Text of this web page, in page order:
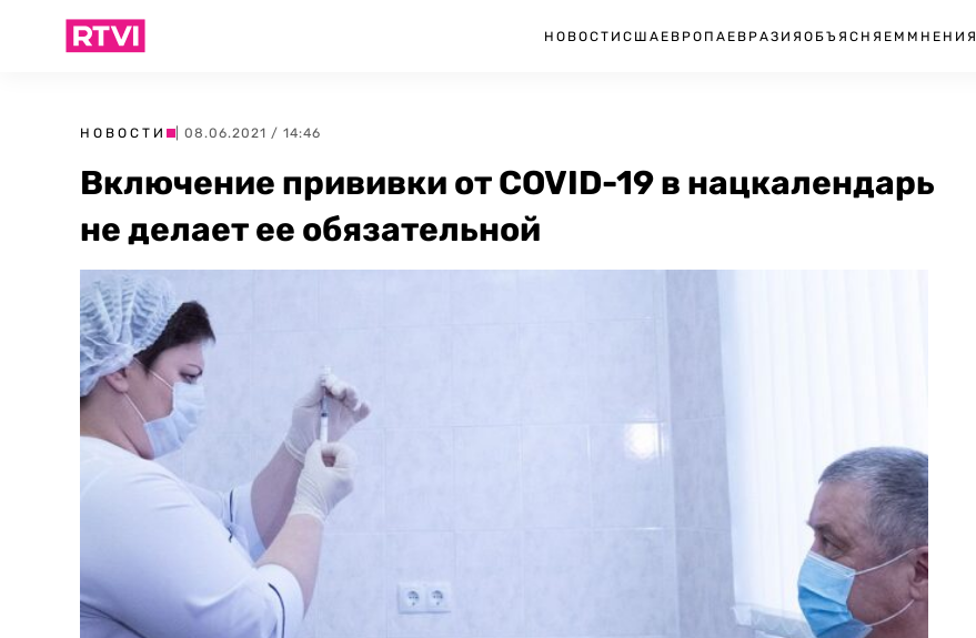
НОВОСТИ США ЕВРОПА ЕВРАЗИЯ ОБЪЯСНЯЕМ МНЕНИЯ
НОВОСТИ | 08.06.2021 / 14:46
Включение прививки от COVID-19 в нацкалендарь
не делает ее обязательной